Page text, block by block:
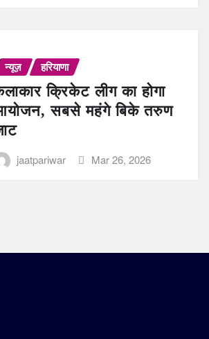
न्यूज़ हरियाणा
क्रिकेट लीग का होगा
सबसे महंगे बिके तरुण
jaatpariwar Mar 26, 2026